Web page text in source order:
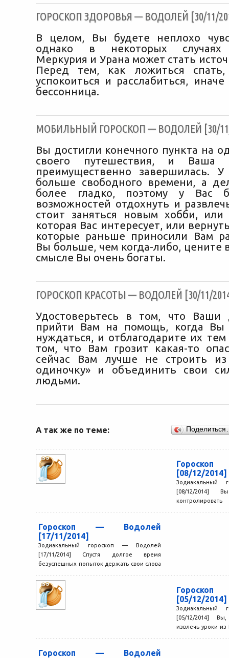
ГОРОСКОП ЗДОРОВЬЯ — ВОДОЛЕЙ [30/11/
В целом, Вы будете неплохо
однако в некоторых случаях
Меркурия и Урана может стать
Перед тем, как ложиться спать,
успокоиться и расслабиться,
бессонница.
МОБИЛЬНЫЙ ГОРОСКОП — ВОДОЛЕЙ [30/
Вы достигли конечного пункта на
своего путешествия, и Ваша
преимущественно завершилась. У
больше свободного времени, а
более гладко, поэтому у Вас
возможностей отдохнуть и
стоит заняться новым хобби, или
которая Вас интересует, или
которые раньше приносили Вам
Вы больше, чем когда-либо, цените
смысле Вы очень богаты.
ГОРОСКОП КРАСОТЫ — ВОДОЛЕЙ [30/11/
Удостоверьтесь в том, что Ваши
прийти Вам на помощь, когда Вы
нуждаться, и отблагодарите их
том, что Вам грозит какая-то
сейчас Вам лучше не строить из
одиночку» и объединить свои
людьми.
А так же по теме:
[08/12/2014]
Зодиакальный
[08/12/2014]
Гороскоп — Водолей
[17/11/2014]
Зодиакальный гороскоп — Водолей
[17/11/2014] Спустя долгое время
безуспешных попыток держать свои слова
Самое забавное,...
[05/12/2014]
Зодиакальный
[05/12/2014]
извлечь уроки
Гороскоп — Водолей